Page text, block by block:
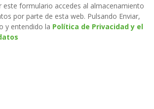
este formulario accedes al almacenamiento
por parte de esta web. Pulsando Enviar,
y entendido la Política de Privacidad y el